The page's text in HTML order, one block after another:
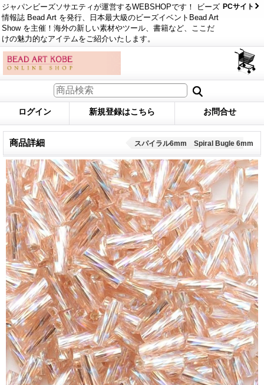
ジャパンビーズソサエティが運営するWEBSHOPです！ ビーズ
情報誌 Bead Art を発行、日本最大級のビーズイベントBead Art
Show を主催！海外の新しい素材やツール、書籍など、ここだ
けの魅力的なアイテムをご紹介いたします。
PCサイト
ログイン 新規登録はこちら お問合せ
商品詳細 スパイラル6mm Spiral Bugle 6mm